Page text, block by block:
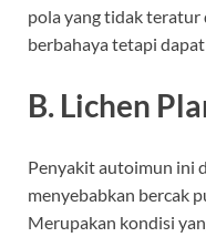
pola yang tidak teratur
berbahaya tetapi
B. Lichen
Penyakit autoimun ini
menyebabkan bercak
Merupakan kondisi